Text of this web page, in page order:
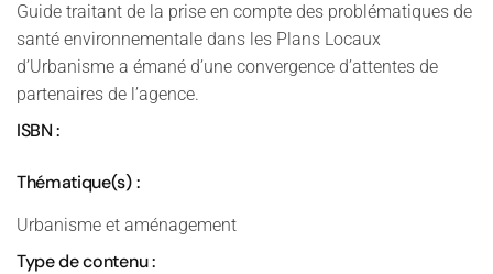
Guide traitant de la prise en compte des problématiques de
santé environnementale dans les Plans Locaux
d’Urbanisme a émané d’une convergence d’attentes de
partenaires de l’agence.
ISBN :
Thématique(s) :
Urbanisme et aménagement
Type de contenu :